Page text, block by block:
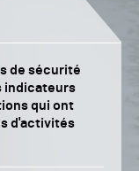
de sécurité
indicateurs
qui ont
d'activités